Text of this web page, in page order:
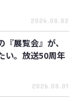
2026.08.02
展覧会』が、
い。放送50周年
2026.08.01